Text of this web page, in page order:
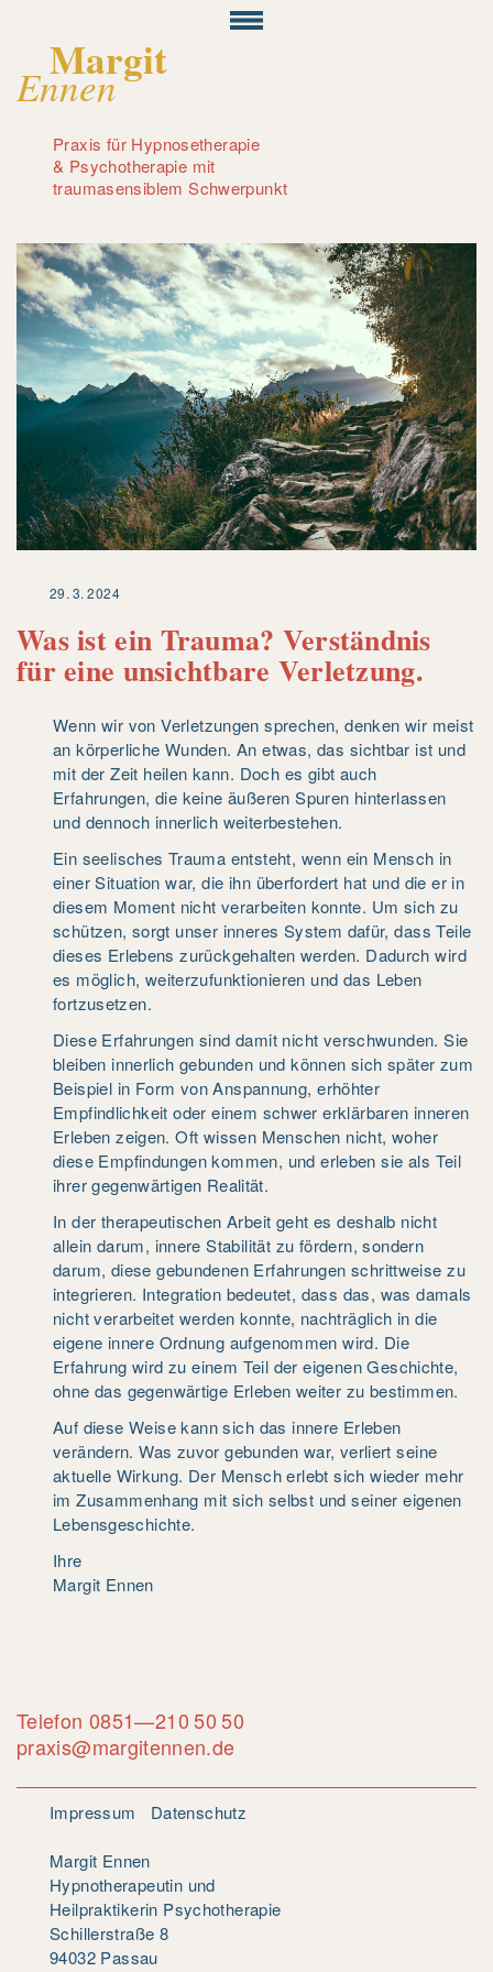
Margit
Ennen
Praxis für Hypnosetherapie
& Psychotherapie mit
traumasensiblem Schwerpunkt
29. 3. 2024
Was ist ein Trauma? Verständnis
für eine unsichtbare Verletzung.
Wenn wir von Verletzungen sprechen, denken wir meist
an körperliche Wunden. An etwas, das sichtbar ist und
mit der Zeit heilen kann. Doch es gibt auch
Erfahrungen, die keine äußeren Spuren hinterlassen
und dennoch innerlich weiterbestehen.
Ein seelisches Trauma entsteht, wenn ein Mensch in
einer Situation war, die ihn überfordert hat und die er in
diesem Moment nicht verarbeiten konnte. Um sich zu
schützen, sorgt unser inneres System dafür, dass Teile
dieses Erlebens zurückgehalten werden. Dadurch wird
es möglich, weiterzufunktionieren und das Leben
fortzusetzen.
Diese Erfahrungen sind damit nicht verschwunden. Sie
bleiben innerlich gebunden und können sich später zum
Beispiel in Form von Anspannung, erhöhter
Empfindlichkeit oder einem schwer erklärbaren inneren
Erleben zeigen. Oft wissen Menschen nicht, woher
diese Empfindungen kommen, und erleben sie als Teil
ihrer gegenwärtigen Realität.
In der therapeutischen Arbeit geht es deshalb nicht
allein darum, innere Stabilität zu fördern, sondern
darum, diese gebundenen Erfahrungen schrittweise zu
integrieren. Integration bedeutet, dass das, was damals
nicht verarbeitet werden konnte, nachträglich in die
eigene innere Ordnung aufgenommen wird. Die
Erfahrung wird zu einem Teil der eigenen Geschichte,
ohne das gegenwärtige Erleben weiter zu bestimmen.
Auf diese Weise kann sich das innere Erleben
verändern. Was zuvor gebunden war, verliert seine
aktuelle Wirkung. Der Mensch erlebt sich wieder mehr
im Zusammenhang mit sich selbst und seiner eigenen
Lebensgeschichte.
Ihre
Margit Ennen
Telefon 0851—210 50 50
praxis@margitennen.de
Impressum Datenschutz
Margit Ennen
Hypnotherapeutin und
Heilpraktikerin Psychotherapie
Schillerstraße 8
94032 Passau